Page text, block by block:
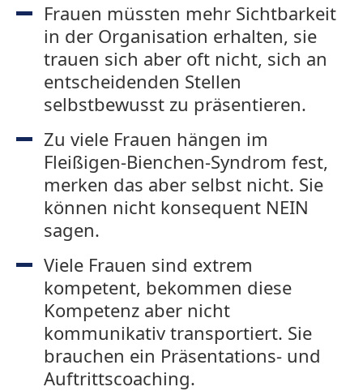
Frauen müssten mehr Sichtbarkeit
in der Organisation erhalten, sie
trauen sich aber oft nicht, sich an
entscheidenden Stellen
selbstbewusst zu präsentieren.
Zu viele Frauen hängen im
Fleißigen-Bienchen-Syndrom fest,
merken das aber selbst nicht. Sie
können nicht konsequent NEIN
sagen.
Viele Frauen sind extrem
kompetent, bekommen diese
Kompetenz aber nicht
kommunikativ transportiert. Sie
brauchen ein Präsentations- und
Auftrittscoaching.